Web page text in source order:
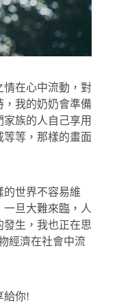
情在心中流動，對
我的奶奶會準備
族的人自己享用
等等，那樣的畫面
的世界不容易維
旦大難來臨，人
生，我也正在思
經濟在社會中流
給你!